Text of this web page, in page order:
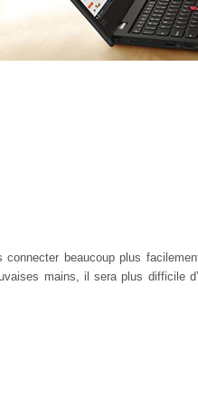
beaucoup plus
mains, il sera plus difficile